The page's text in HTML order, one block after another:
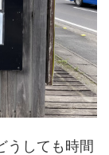
うしても時間